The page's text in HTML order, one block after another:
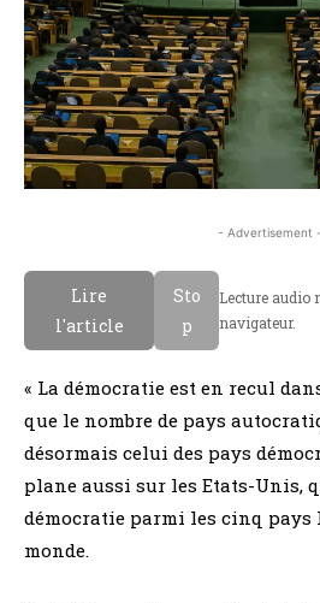
- Advertisement -
Lire
l'article
Sto
p
Lecture audio
navigateur.
« La démocratie est en recul
que le nombre de pays
désormais celui des pays
plane aussi sur les Etats-Unis,
démocratie parmi les cinq pays
monde.